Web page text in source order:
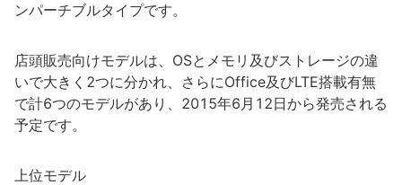
ンパーチブルタイプです。
店頭販売向けモデルは、OSとメモリ及びストレージの違
いで大きく2つに分かれ、さらにOffice及びLTE搭載有無
で計6つのモデルがあり、2015年6月12日から発売される
予定です。
上位モデル